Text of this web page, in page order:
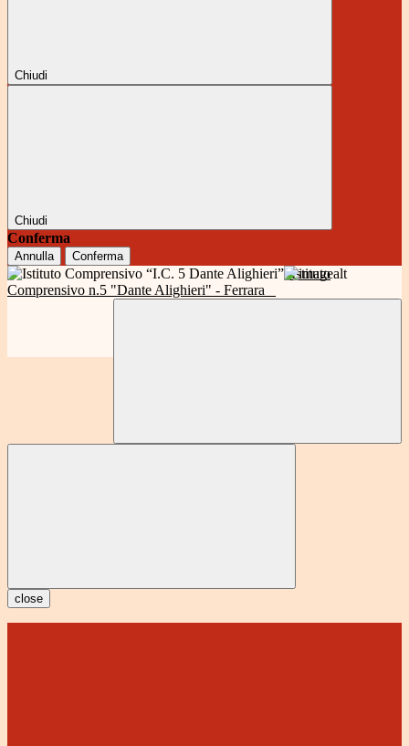
Chiudi
Chiudi
Conferma
Annulla Conferma
Istituto
Comprensivo n.5 "Dante Alighieri" - Ferrara
close